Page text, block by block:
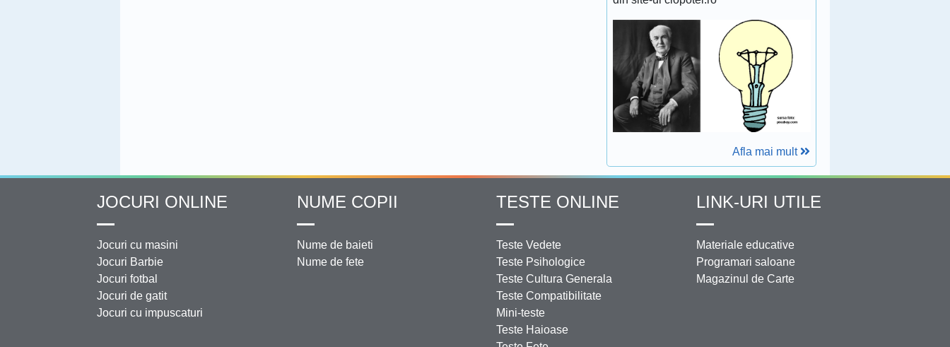
Afla mai mult
JOCURI ONLINE
Jocuri cu masini
Jocuri Barbie
Jocuri fotbal
Jocuri de gatit
Jocuri cu impuscaturi
NUME COPII
Nume de baieti
Nume de fete
TESTE ONLINE
Teste Vedete
Teste Psihologice
Teste Cultura Generala
Teste Compatibilitate
Mini-teste
Teste Haioase
LINK-URI UTILE
Materiale educative
Programari saloane
Magazinul de Carte